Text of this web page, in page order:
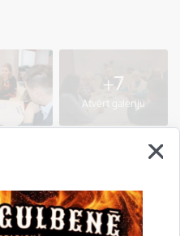
+7
Atvērt galeriju